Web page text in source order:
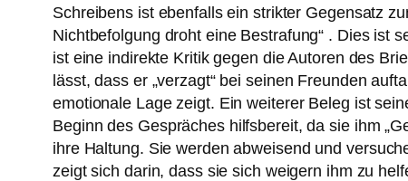
Schreibens ist ebenfalls ein strikter Gegensatz
Nichtbefolgung droht eine Bestrafung“ . Dies ist
ist eine indirekte Kritik gegen die Autoren des
lässt, dass er „verzagt“ bei seinen Freunden
emotionale Lage zeigt. Ein weiterer Beleg ist
Beginn des Gespräches hilfsbereit, da sie ihm
ihre Haltung. Sie werden abweisend und
zeigt sich darin, dass sie sich weigern ihm zu